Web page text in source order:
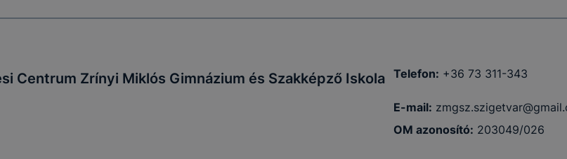
Centrum Zrínyi Miklós Gimnázium és Szakképző Iskola Telefon: +36 73 311-343
E-mail:
OM azonosító: 203049/026